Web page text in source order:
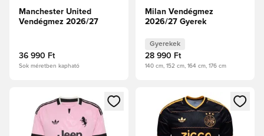
Manchester United
Vendégmez 2026/27
36 990 Ft
Sok méretben kapható
Milan Vendégmez
2026/27 Gyerek
Gyerekek
28 990 Ft
140 cm, 152 cm, 164 cm, 176 cm
Megnyit egy modált a bejelentkezéshez vagy a tagként
Megnyit egy modált a